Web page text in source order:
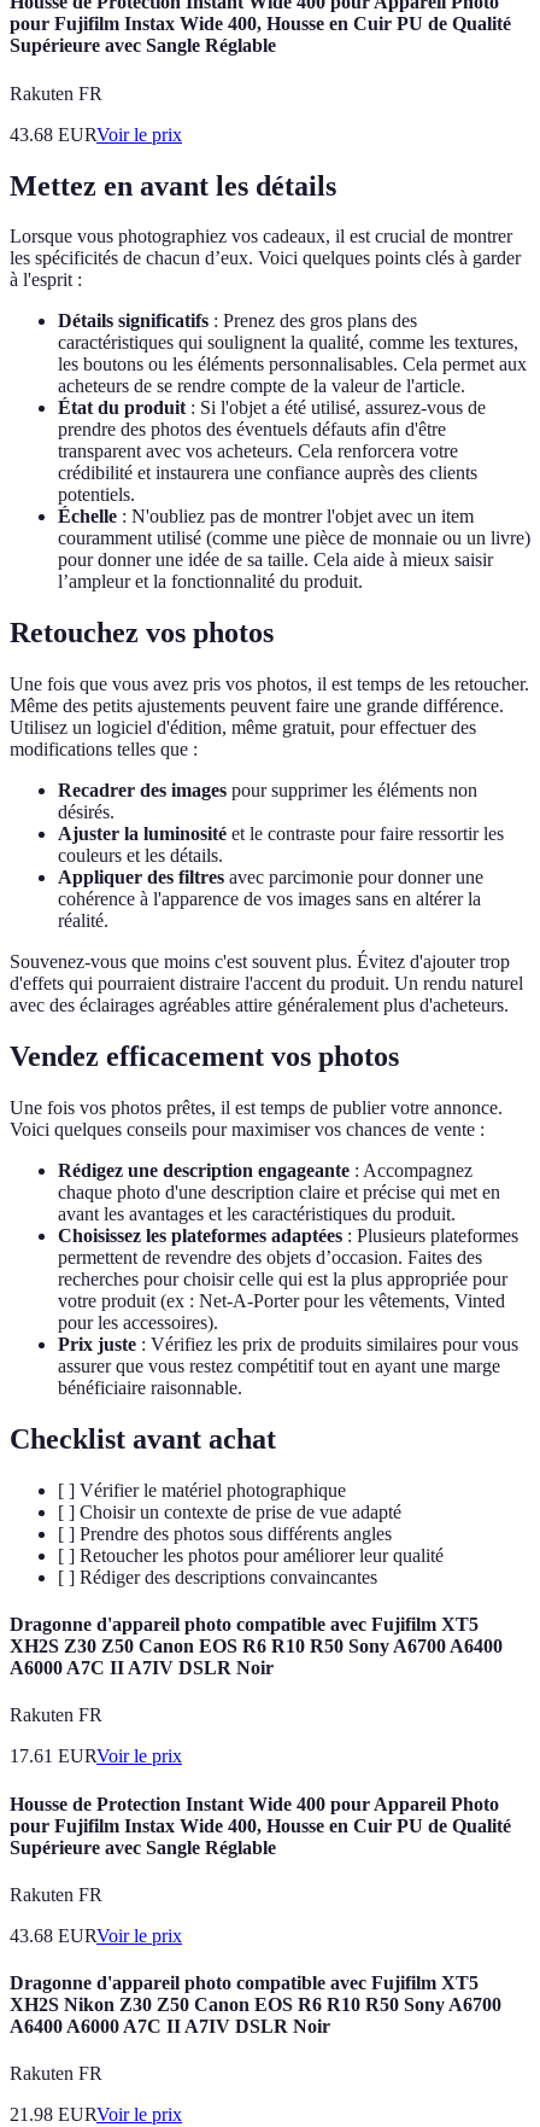
pour Fujifilm Instax Wide 400, Housse en Cuir PU de Qualité
Supérieure avec Sangle Réglable
Rakuten FR
43.68 EURVoir le prix
Mettez en avant les détails
Lorsque vous photographiez vos cadeaux, il est crucial de montrer
les spécificités de chacun d’eux. Voici quelques points clés à garder
à l'esprit :
Détails significatifs : Prenez des gros plans des
caractéristiques qui soulignent la qualité, comme les textures,
les boutons ou les éléments personnalisables. Cela permet aux
acheteurs de se rendre compte de la valeur de l'article.
État du produit: Si l'objet a été utilisé, assurez-vous de
prendre des photos des éventuels défauts afin d'être
transparent avec vos acheteurs. Cela renforcera votre
crédibilité et instaurera une confiance auprès des clients
potentiels.
Échelle : N'oubliez pas de montrer l'objet avec un item
couramment utilisé (comme une pièce de monnaie ou un livre)
pour donner une idée de sa taille. Cela aide à mieux saisir
l’ampleur et la fonctionnalité du produit.
Retouchez vos photos
Une fois que vous avez pris vos photos, il est temps de les retoucher.
Même des petits ajustements peuvent faire une grande différence.
Utilisez un logiciel d'édition, même gratuit, pour effectuer des
modifications telles que :
Recadrer des images pour supprimer les éléments non
désirés.
Ajuster la luminosité et le contraste pour faire ressortir les
couleurs et les détails.
Appliquer des filtres avec parcimonie pour donner une
cohérence à l'apparence de vos images sans en altérer la
réalité.
Souvenez-vous que moins c'est souvent plus. Évitez d'ajouter trop
d'effets qui pourraient distraire l'accent du produit. Un rendu naturel
avec des éclairages agréables attire généralement plus d'acheteurs.
Vendez efficacement vos photos
Une fois vos photos prêtes, il est temps de publier votre annonce.
Voici quelques conseils pour maximiser vos chances de vente :
Rédigez une description engageante : Accompagnez
chaque photo d'une description claire et précise qui met en
avant les avantages et les caractéristiques du produit.
Choisissez les plateformes adaptées : Plusieurs plateformes
permettent de revendre des objets d’occasion. Faites des
recherches pour choisir celle qui est la plus appropriée pour
votre produit (ex : Net-A-Porter pour les vêtements, Vinted
pour les accessoires).
Prix juste : Vérifiez les prix de produits similaires pour vous
assurer que vous restez compétitif tout en ayant une marge
bénéficiaire raisonnable.
Checklist avant achat
[ ] Vérifier le matériel photographique
[ ] Choisir un contexte de prise de vue adapté
[ ] Prendre des photos sous différents angles
[ ] Retoucher les photos pour améliorer leur qualité
[ ] Rédiger des descriptions convaincantes
Dragonne d'appareil photo compatible avec Fujifilm XT5
XH2S Z30 Z50 Canon EOS R6 R10 R50 Sony A6700 A6400
A6000 A7C II A7IV DSLR Noir
Rakuten FR
17.61 EURVoir le prix
Housse de Protection Instant Wide 400 pour Appareil Photo
pour Fujifilm Instax Wide 400, Housse en Cuir PU de Qualité
Supérieure avec Sangle Réglable
Rakuten FR
43.68 EURVoir le prix
Dragonne d'appareil photo compatible avec Fujifilm XT5
XH2S Nikon Z30 Z50 Canon EOS R6 R10 R50 Sony A6700
A6400 A6000 A7C II A7IV DSLR Noir
Rakuten FR
21.98 EURVoir le prix